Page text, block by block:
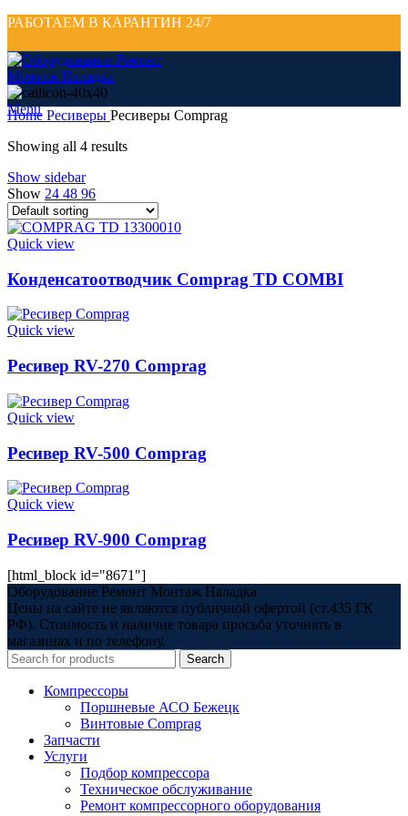
РАБОТАЕМ В КАРАНТИН 24/7
Menu
Home Ресиверы Ресиверы Comprag
Showing all 4 results
Show sidebar
Show 24 48 96
Quick view
Конденсатоотводчик Comprag TD COMBI
Quick view
Ресивер RV-270 Comprag
Quick view
Ресивер RV-500 Comprag
Quick view
Ресивер RV-900 Comprag
[html_block id="8671"]
Оборудование Ремонт Монтаж Наладка
Цены на сайте не являются публичной офертой (ст.435 ГК
РФ). Стоимость и наличие товара просьба уточнять в
магазинах и по телефону.
Search
Компрессоры
Поршневые АСО Бежецк
Винтовые Comprag
Запчасти
Услуги
Подбор компрессора
Техническое обслуживание
Ремонт компрессорного оборудования